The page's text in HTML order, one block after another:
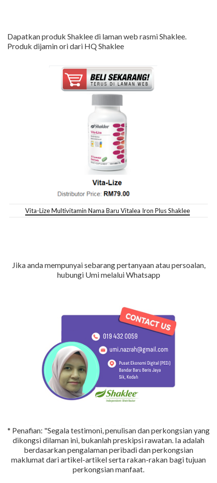
Dapatkan produk Shaklee di laman web rasmi Shaklee.
Produk dijamin ori dari HQ Shaklee
Vita-Lize Multivitamin Nama Baru Vitalea Iron Plus Shaklee
Jika anda mempunyai sebarang pertanyaan atau persoalan,
hubungi Umi melalui Whatsapp
* Penafian: "Segala testimoni, penulisan dan perkongsian yang
dikongsi dilaman ini, bukanlah preskipsi rawatan. Ia adalah
berdasarkan pengalaman peribadi dan perkongsian
maklumat dari artikel-artikel serta rakan-rakan bagi tujuan
perkongsian manfaat.